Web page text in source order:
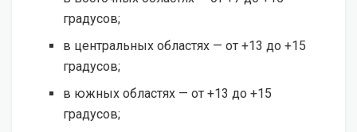
градусов;
в центральных областях — от +13 до +15
градусов;
в южных областях — от +13 до +15
градусов;